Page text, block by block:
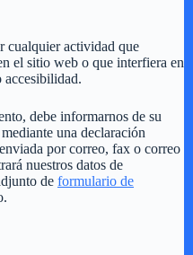
cualquier actividad que
el sitio web o que interfiera en
debe informarnos de su
una declaración
por correo, fax o correo
nuestros datos de
de formulario de